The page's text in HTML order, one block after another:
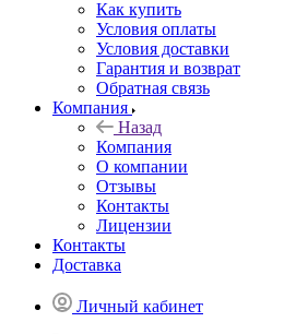
Как купить
Условия оплаты
Условия доставки
Гарантия и возврат
Обратная связь
Компания
Назад
Компания
О компании
Отзывы
Контакты
Лицензии
Контакты
Доставка
Личный кабинет